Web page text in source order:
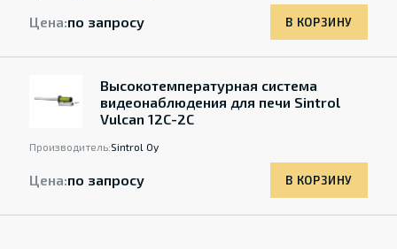
Цена:по запросу В КОРЗИНУ
Высокотемпературная система
видеонаблюдения для печи Sintrol
Vulcan 12C-2C
Производитель:Sintrol Oy
Цена:по запросу В КОРЗИНУ